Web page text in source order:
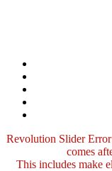
Revolution Slider
comes
This includes make